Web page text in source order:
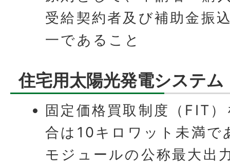
受給契約者及び補助金振
一であること
住宅用太陽光発電システム
固定価格買取制度（FIT
合は10キロワット未満で
モジュールの公称最大出